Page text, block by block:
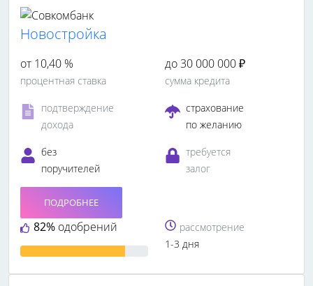
Новостройка
от 10,40 %
процентная ставка
до 30 000 000 ₽
сумма кредита
подтверждение
дохода
страхование
по желанию
без
поручителей
требуется
залог
82% одобрений
ПОДРОБНЕЕ
рассмотрение
1-3 дня